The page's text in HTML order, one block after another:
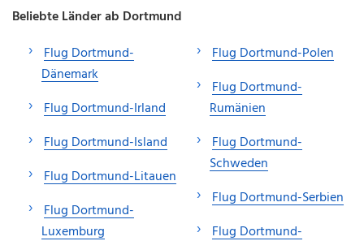
Beliebte Länder ab Dortmund
Flug Dortmund-
Dänemark
Flug Dortmund-Irland
Flug Dortmund-Island
Flug Dortmund-Litauen
Flug Dortmund-
Luxemburg
Flug Dortmund-Polen
Flug Dortmund-
Rumänien
Flug Dortmund-
Schweden
Flug Dortmund-Serbien
Flug Dortmund-